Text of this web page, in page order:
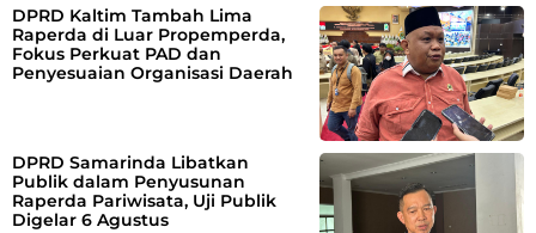
DPRD Kaltim Tambah Lima
Raperda di Luar Propemperda,
Fokus Perkuat PAD dan
Penyesuaian Organisasi Daerah
DPRD Samarinda Libatkan
Publik dalam Penyusunan
Raperda Pariwisata, Uji Publik
Digelar 6 Agustus